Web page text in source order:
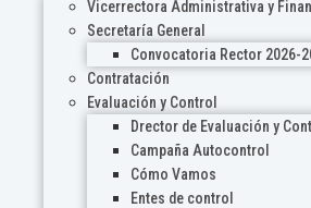
Vicerrectora Administrativa y
Secretaría General
Convocatoria Rector 2026-
Contratación
Evaluación y Control
Drector de Evaluación y
Campaña Autocontrol
Cómo Vamos
Entes de control